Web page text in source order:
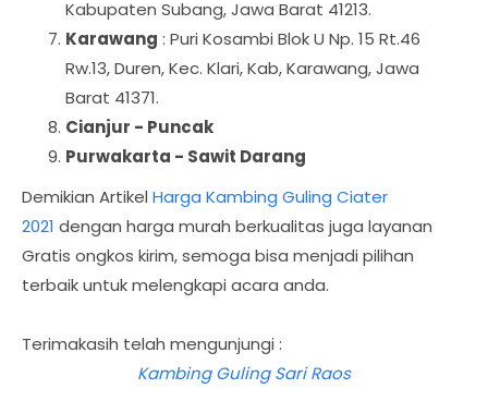
Kabupaten Subang, Jawa Barat 41213.
Karawang : Puri Kosambi Blok U Np. 15 Rt.46
Rw.13, Duren, Kec. Klari, Kab, Karawang, Jawa
Barat 41371.
Cianjur - Puncak
Purwakarta - Sawit Darang
Demikian Artikel Harga Kambing Guling Ciater
2021 dengan harga murah berkualitas juga layanan
Gratis ongkos kirim, semoga bisa menjadi pilihan
terbaik untuk melengkapi acara anda.
Terimakasih telah mengunjungi :
Kambing Guling Sari Raos